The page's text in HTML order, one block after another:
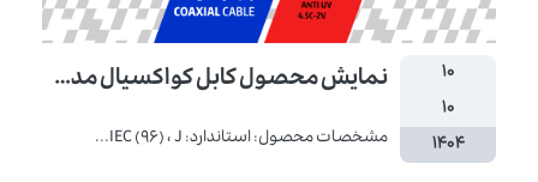
۱۰
۱۰
۱۴۰۴
نمایش محصول کابل کواکسیال مدل A
مشخصات محصول: استاندارد: IEC (96) ، J...